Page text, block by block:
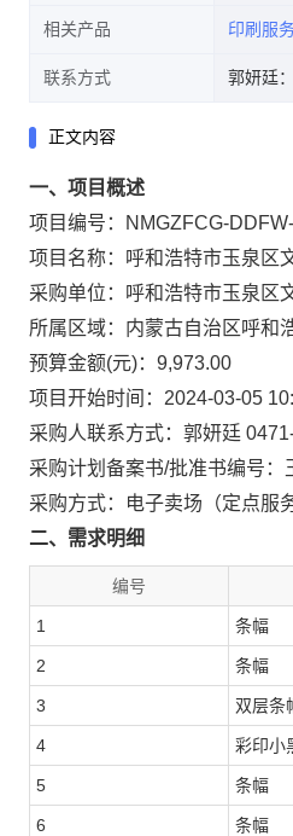
相关产品 印刷服
联系方式 郭妍廷
正文内容
一、项目概述
项目编号：NMGZFCG-
项目名称：呼和浩特市玉泉区
采购单位：呼和浩特市玉泉区
所属区域：内蒙古自治区呼和
预算金额(元)：9,973.00
项目开始时间：2024-03-05
采购人联系方式：郭妍廷
采购计划备案书/批准书编号
采购方式：电子卖场（定点服务
二、需求明细
编号
1 条幅
2 条幅
3 双层条
4 彩印小
5 条幅
6 条幅